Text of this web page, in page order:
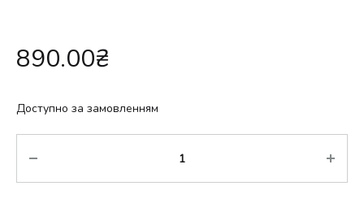
890.00₴
Доступно за замовленням